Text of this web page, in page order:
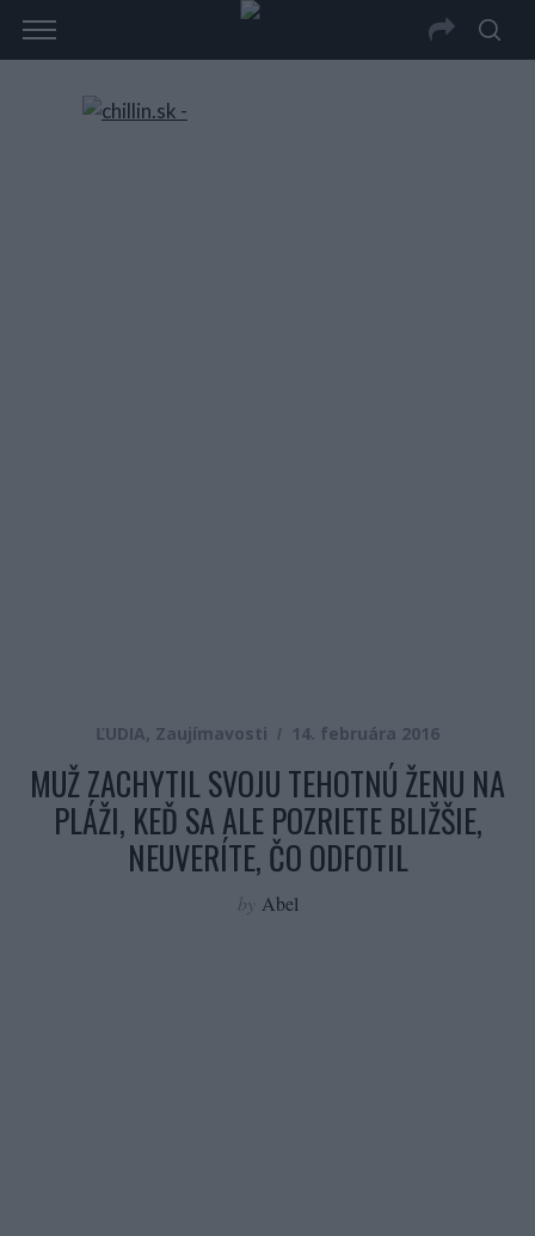
ĽUDIA, Zaujímavosti 14. februára 2016
MUŽ ZACHYTIL SVOJU TEHOTNÚ ŽENU NA
PLÁŽI, KEĎ SA ALE POZRIETE BLIŽŠIE,
NEUVERÍTE, ČO ODFOTIL
by Abel